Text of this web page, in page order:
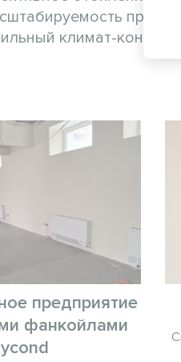
климат-
предприятие
фанкойлами